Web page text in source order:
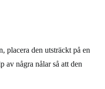
placera den utsträckt på en
av några nålar så att den